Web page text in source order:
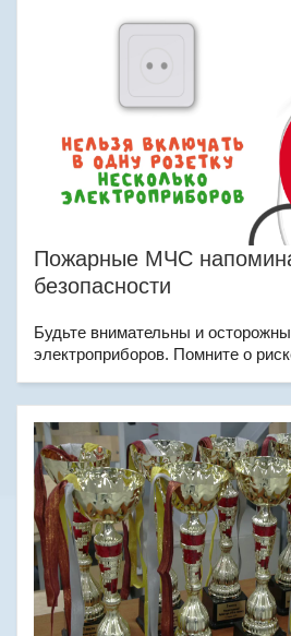
Пожарные МЧС
безопасности
Будьте внимательны и
электроприборов. Помните о